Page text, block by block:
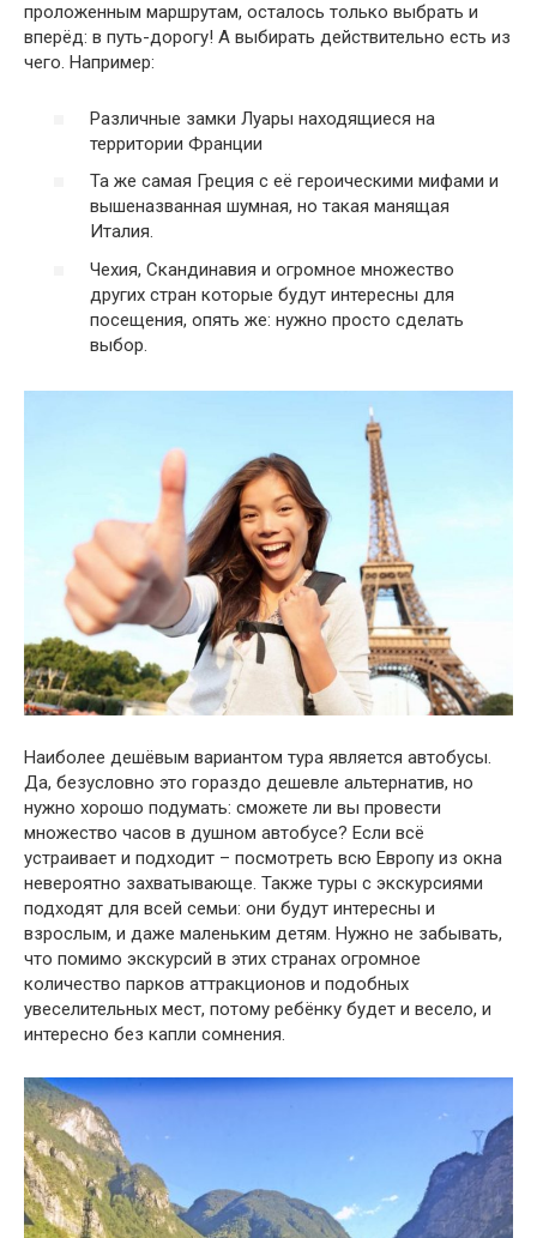
проложенным маршрутам, осталось только выбрать и
вперёд: в путь-дорогу! А выбирать действительно есть из
чего. Например:
Различные замки Луары находящиеся на
территории Франции
Та же самая Греция с её героическими мифами и
вышеназванная шумная, но такая манящая
Италия.
Чехия, Скандинавия и огромное множество
других стран которые будут интересны для
посещения, опять же: нужно просто сделать
выбор.
Наиболее дешёвым вариантом тура является автобусы.
Да, безусловно это гораздо дешевле альтернатив, но
нужно хорошо подумать: сможете ли вы провести
множество часов в душном автобусе? Если всё
устраивает и подходит – посмотреть всю Европу из окна
невероятно захватывающе. Также туры с экскурсиями
подходят для всей семьи: они будут интересны и
взрослым, и даже маленьким детям. Нужно не забывать,
что помимо экскурсий в этих странах огромное
количество парков аттракционов и подобных
увеселительных мест, потому ребёнку будет и весело, и
интересно без капли сомнения.